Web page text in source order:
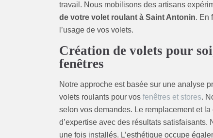
travail. Nous mobilisons des artisans
de votre volet roulant à Saint Antonin. En
l’usage de vos volets.
Création de volets pour
fenêtres
Notre approche est basée sur une analyse
volets roulants pour vos fenêtres et stores.
selon vos demandes. Le remplacement et
d’expertise avec des résultats
une fois installés. L’esthétique occupe